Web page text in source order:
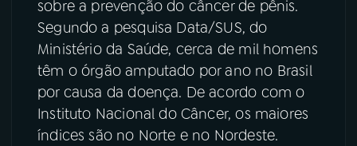
06VIDEOCASTS
08FESTIVAL DE MÚSICA
sobre a prevenção do câncer de pênis.
Segundo a pesquisa Data/SUS, do
Ministério da Saúde, cerca de mil homens
têm o órgão amputado por ano no Brasil
por causa da doença. De acordo com o
Instituto Nacional do Câncer, os maiores
índices são no Norte e no Nordeste.